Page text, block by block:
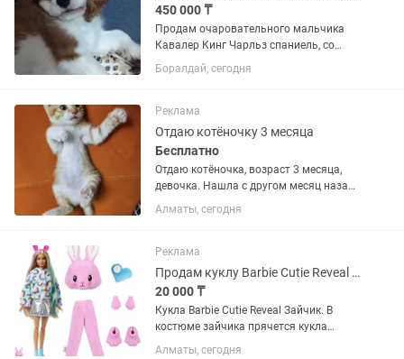
450 000 ₸
Продам очаровательного мальчика
Кавалер Кинг Чарльз спаниель, со
всеми прививками и
документами.Игривый любит детей,не
игрушки ,миски,лежанки.
Боралдай, сегодня
Реклама
Отдаю котёночку 3 месяца
Бесплатно
Отдаю котёночка, возраст 3 месяца,
девочка. Нашла с другом месяц назад,
хотела оставить себе, но к сожалению
старшая кошка не приняла её, очень
есть, спать,...
Алматы, сегодня
Реклама
Продам куклу Barbie Cutie Reveal Зайчик 10 сюрпризов
20 000 ₸
Кукла Barbie Cutie Reveal Зайчик. В
костюме зайчика прячется кукла
Барби с длинными волосами!
Алматы, сегодня